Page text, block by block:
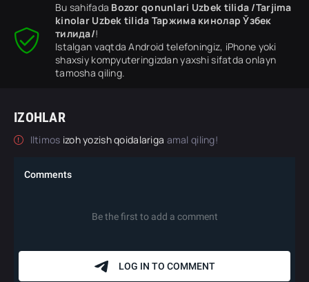
Bu sahifada Bozor qonunlari Uzbek tilida /Tarjima
kinolar Uzbek tilida Таржима кинолар Ўзбек
тилида/!
Istalgan vaqtda Android telefoningiz, iPhone yoki
shaxsiy kompyuteringizdan yaxshi sifatda onlayn
tamosha qiling.
IZOHLAR
Iltimos izoh yozish qoidalariga amal qiling!